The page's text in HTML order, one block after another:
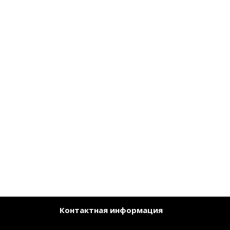
Контактная информация